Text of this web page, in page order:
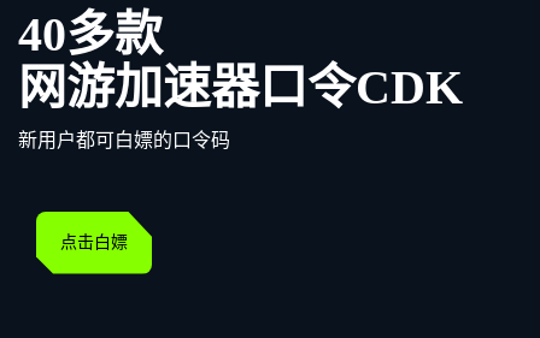
40多款
网游加速器口令CDK
新用户都可白嫖的口令码
点击白嫖